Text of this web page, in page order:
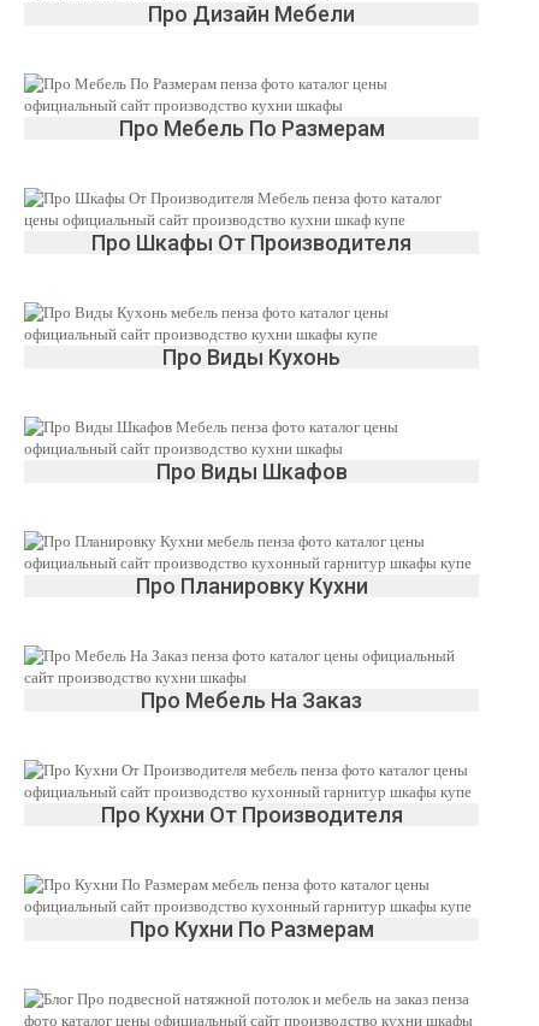
Про Дизайн Мебели
Про Мебель По Размерам
Про Шкафы От Производителя
Про Виды Кухонь
Про Виды Шкафов
Про Планировку Кухни
Про Мебель На Заказ
Про Кухни От Производителя
Про Кухни По Размерам